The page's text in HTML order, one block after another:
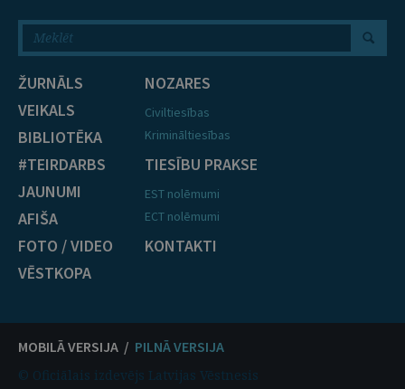
ŽURNĀLS
VEIKALS
BIBLIOTĒKA
#TEIRDARBS
JAUNUMI
AFIŠA
FOTO / VIDEO
VĒSTKOPA
NOZARES
Civiltiesības
Krimināltiesības
TIESĪBU PRAKSE
EST nolēmumi
ECT nolēmumi
KONTAKTI
MOBILĀ VERSIJA / PILNĀ VERSIJA
© Oficiālais izdevējs Latvijas Vēstnesis